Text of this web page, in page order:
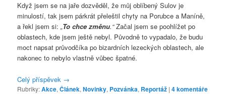
Když jsem se na jaře dozvěděl, že můj oblíbený Sulov je
minulostí, tak jsem párkrát přeleštil chyty na Porubce a Maníně,
a řekl jsem si:„To chce změnu.“Začal jsem se poohlížet po
oblastech, kde jsem ještě nebyl. Původně to vypadalo, že budu
moct napsat průvodčíka po bizardních lezeckých oblastech, ale
nakonec to nebylo vlastně vůbec špatné.
Celý příspěvek →
Rubriky:Akce,Článek,Novinky, Pozvánka, Reportáž |4komentáře